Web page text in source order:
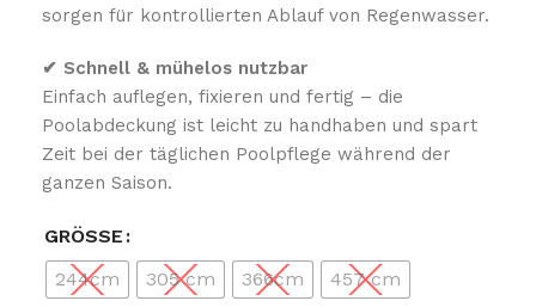
sorgen für kontrollierten Ablauf von Regenwasser.
✔ Schnell & mühelos nutzbar
Einfach auflegen, fixieren und fertig – die
Poolabdeckung ist leicht zu handhaben und spart
Zeit bei der täglichen Poolpflege während der
ganzen Saison.
GRÖSSE
244cm
305 cm 366cm 457 cm